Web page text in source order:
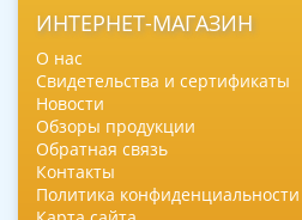
ИНТЕРНЕТ-МАГАЗИН
О нас
Свидетельства и сертификаты
Новости
Обзоры продукции
Обратная связь
Контакты
Политика конфиденциальности